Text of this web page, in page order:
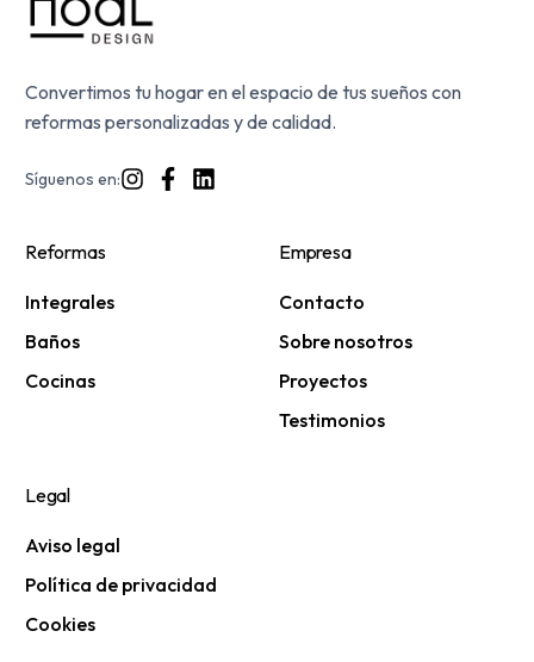
Convertimos tu hogar en el espacio de tus sueños con
reformas personalizadas y de calidad.
Síguenos en:
Reformas
Integrales
Baños
Cocinas
Empresa
Contacto
Sobre nosotros
Proyectos
Testimonios
Legal
Aviso legal
Política de privacidad
Cookies